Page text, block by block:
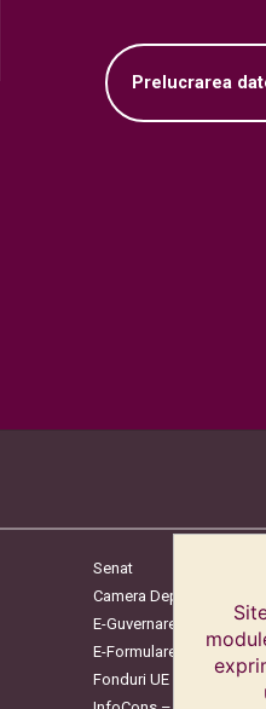
Prelucrarea
Senat
Camera Deputaților
E-Guvernare
E-Formulare
Fonduri UE